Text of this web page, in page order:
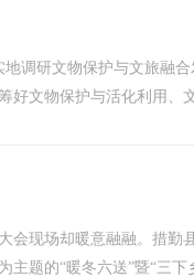
调研文物保护与文旅融
好文物保护与活化利用、
会现场却暖意融融。措勤
题的“暖冬六送”暨“三